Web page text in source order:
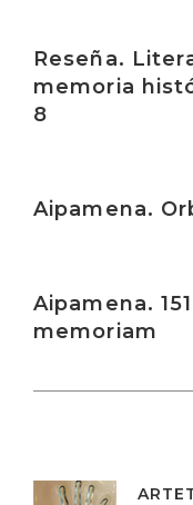
Reseña.
memoria
8
Aipamena.
Aipamena.
memoriam